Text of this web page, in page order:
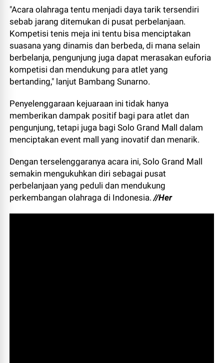
"Acara olahraga tentu menjadi daya tarik tersendiri
sebab jarang ditemukan di pusat perbelanjaan.
Kompetisi tenis meja ini tentu bisa menciptakan
suasana yang dinamis dan berbeda, di mana selain
berbelanja, pengunjung juga dapat merasakan euforia
kompetisi dan mendukung para atlet yang
bertanding," lanjut Bambang Sunarno.
Penyelenggaraan kejuaraan ini tidak hanya
memberikan dampak positif bagi para atlet dan
pengunjung, tetapi juga bagi Solo Grand Mall dalam
menciptakan event mall yang inovatif dan menarik.
Dengan terselenggaranya acara ini, Solo Grand Mall
semakin mengukuhkan diri sebagai pusat
perbelanjaan yang peduli dan mendukung
perkembangan olahraga di Indonesia.//Her